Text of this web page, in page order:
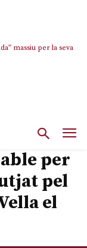
massiu per la seva
desbandada de
per
pel
el